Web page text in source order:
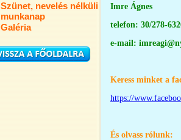
Szünet, nevelés nélküli
munkanap
Galéria
Imre Ágnes
telefon: 30/278-
e-mail:
Keress minket a
https://
És olvass rólunk: